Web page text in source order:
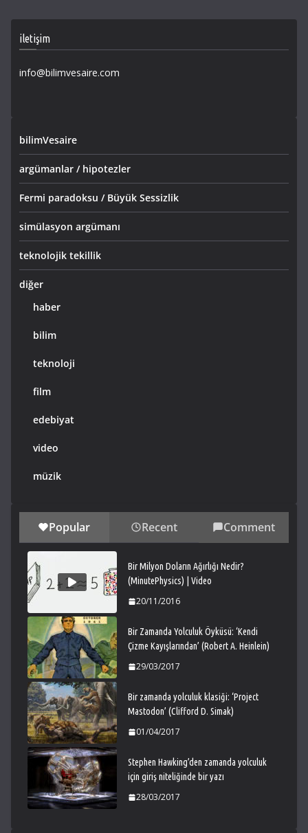
iletişim
info@bilimvesaire.com
bilimVesaire
argümanlar / hipotezler
Fermi paradoksu / Büyük Sessizlik
simülasyon argümanı
teknolojik tekillik
diğer
haber
bilim
teknoloji
film
edebiyat
video
müzik
Popular Recent Comment
Bir Milyon Doların Ağırlığı Nedir?
(MinutePhysics) | Video
20/11/2016
Bir Zamanda Yolculuk Öyküsü: ‘Kendi
Çizme Kayışlarından’ (Robert A. Heinlein)
29/03/2017
Bir zamanda yolculuk klasiği: ‘Project
Mastodon’ (Clifford D. Simak)
01/04/2017
Stephen Hawking’den zamanda yolculuk
için giriş niteliğinde bir yazı
28/03/2017